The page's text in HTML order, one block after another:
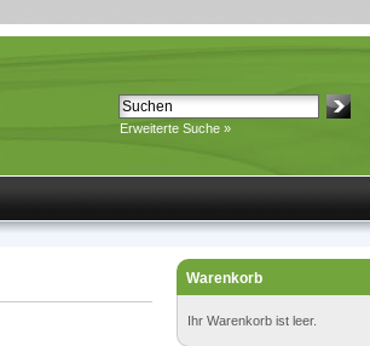
Erweiterte Suche »
Warenkorb
Ihr Warenkorb ist leer.